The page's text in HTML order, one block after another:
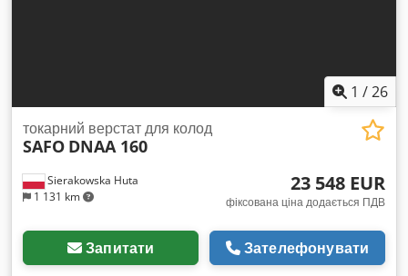
1 /26
Sierakowska Huta
1 131 km
токарний верстат для колод
SAFO DNAA 160
23 548 EUR
фіксована ціна додається ПДВ
Запитати Зателефонувати